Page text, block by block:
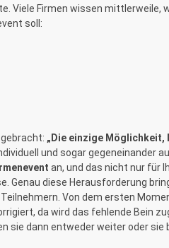
Viele Firmen wissen mittlerweile,
soll:
„Die einzige Möglichkeit,
und sogar gegeneinander
an, und das nicht nur für
Genau diese Herausforderung
Von dem ersten
da wird das fehlende Bein
sie dann entweder weiter oder sie